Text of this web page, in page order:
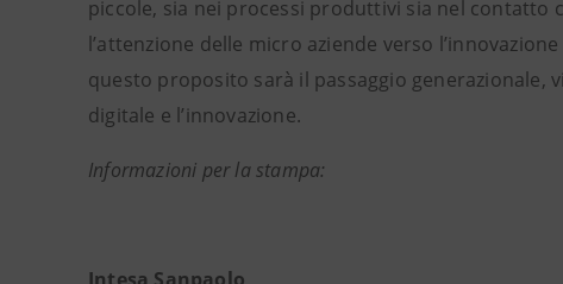
piccole, sia nei processi produttivi sia nel contatto
l’attenzione delle micro aziende verso
questo proposito sarà il passaggio generazionale,
digitale e l’innovazione.
Informazioni per la stampa: